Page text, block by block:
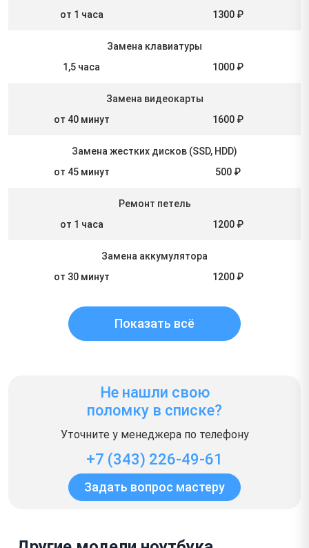
от 1 часа
1300 ₽
Замена клавиатуры
1,5 часа
1000 ₽
Замена видеокарты
от 40 минут
1600 ₽
Замена жестких дисков (SSD, HDD)
от 45 минут
500 ₽
Ремонт петель
от 1 часа
1200 ₽
Замена аккумулятора
от 30 минут
1200 ₽
Показать всё
Не нашли свою
поломку в списке?
Уточните у менеджера по телефону
+7 (343) 226-49-61
Задать вопрос мастеру